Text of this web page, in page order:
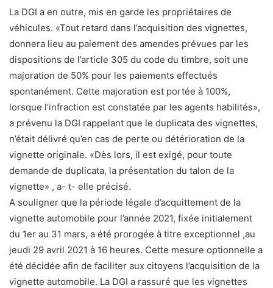
La DGI a en outre, mis en garde les propriétaires de
véhicules. «Tout retard dans l’acquisition des vignettes,
donnera lieu au paiement des amendes prévues par les
dispositions de l’article 305 du code du timbre, soit une
majoration de 50% pour les paiements effectués
spontanément. Cette majoration est portée à 100%,
lorsque l’infraction est constatée par les agents habilités»,
a prévenu la DGI rappelant que le duplicata des vignettes,
n’était délivré qu’en cas de perte ou détérioration de la
vignette originale. «Dès lors, il est exigé, pour toute
demande de duplicata, la présentation du talon de la
vignette» , a- t- elle précisé.
A souligner que la période légale d’acquittement de la
vignette automobile pour l’année 2021, fixée initialement
du 1er au 31 mars, a été prorogée à titre exceptionnel ,au
jeudi 29 avril 2021 à 16 heures. Cette mesure optionnelle a
été décidée afin de faciliter aux citoyens l’acquisition de la
vignette automobile. La DGI a rassuré que les vignettes